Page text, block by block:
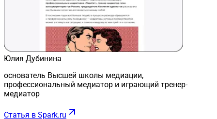
Юлия Дубинина
основатель Высшей школы медиации,
профессиональный медиатор и играющий тренер-
медиатор
Статья в Spark.ru